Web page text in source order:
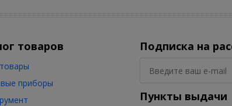
товаров
приборы
Подписка на
Пункты выдачи